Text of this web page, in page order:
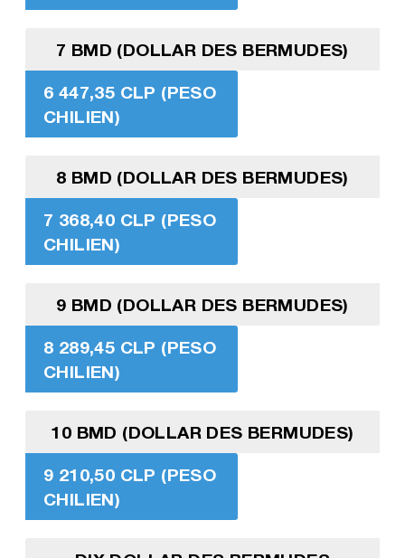
7 BMD (DOLLAR DES BERMUDES)
6 447,35 CLP (PESO
CHILIEN)
8 BMD (DOLLAR DES BERMUDES)
7 368,40 CLP (PESO
CHILIEN)
9 BMD (DOLLAR DES BERMUDES)
8 289,45 CLP (PESO
CHILIEN)
10 BMD (DOLLAR DES BERMUDES)
9 210,50 CLP (PESO
CHILIEN)